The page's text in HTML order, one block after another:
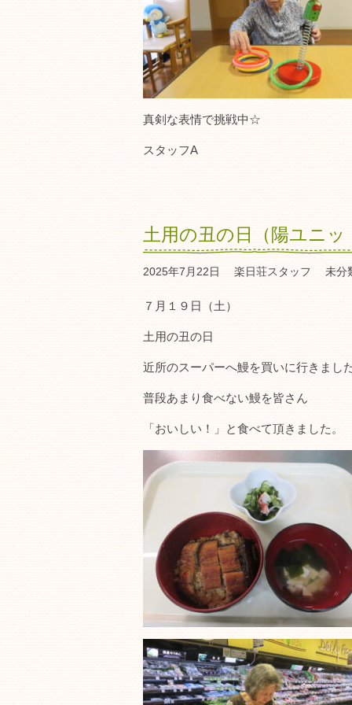
真剣な表情で挑戦中☆
スタッフA
土用の丑の日（陽ユニッ
2025年7月22日 楽日荘スタッフ 未分
７月１９日（土）
土用の丑の日
近所のスーパーへ鰻を買いに行きまし
普段あまり食べない鰻を皆さん
「おいしい！」と食べて頂きました。